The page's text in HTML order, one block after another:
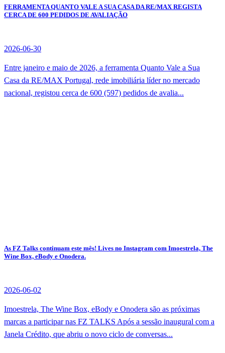
FERRAMENTA QUANTO VALE A SUA CASA DA RE/MAX REGISTA
CERCA DE 600 PEDIDOS DE AVALIAÇÃO
2026-06-30
Entre janeiro e maio de 2026, a ferramenta Quanto Vale a Sua
Casa da RE/MAX Portugal, rede imobiliária líder no mercado
nacional, registou cerca de 600 (597) pedidos de avalia...
As FZ Talks continuam este mês! Lives no Instagram com Imoestrela, The
Wine Box, eBody e Onodera.
2026-06-02
Imoestrela, The Wine Box, eBody e Onodera são as próximas
marcas a participar nas FZ TALKS Após a sessão inaugural com a
Janela Crédito, que abriu o novo ciclo de conversas...